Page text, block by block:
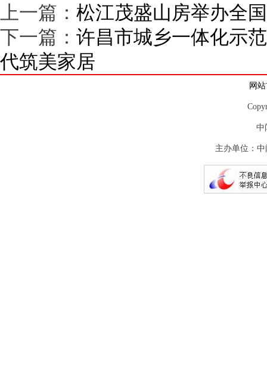
上一篇： 松江茂盛山房举办全
下一篇： 许昌市城乡一体化示
代筑美家居
网
中
主办单位：